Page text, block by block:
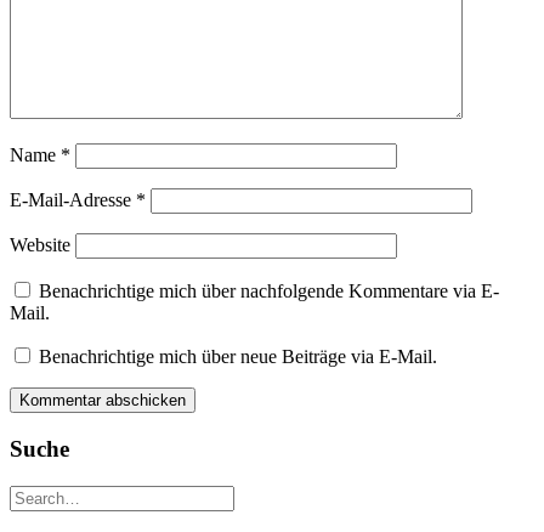
Name *
E-Mail-Adresse *
Website
Benachrichtige mich über nachfolgende Kommentare via E-
Mail.
Benachrichtige mich über neue Beiträge via E-Mail.
Suche